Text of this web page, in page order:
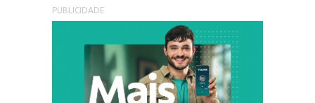
PUBLICIDADE